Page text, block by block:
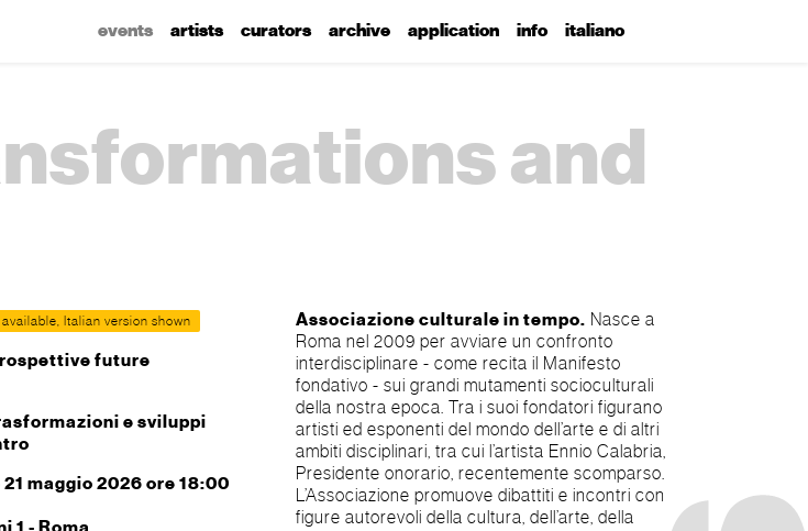
events artists curators archive application info italiano
and
Italian version shown
future
e sviluppi
maggio 2026 ore 18:00
Associazione culturale in tempo. Nasce a
Roma nel 2009 per avviare un confronto
interdisciplinare - come recita il Manifesto
fondativo - sui grandi mutamenti socioculturali
della nostra epoca. Tra i suoi fondatori figurano
artisti ed esponenti del mondo dell’arte e di altri
ambiti disciplinari, tra cui l’artista Ennio Calabria,
Presidente onorario, recentemente scomparso.
L’Associazione promuove dibattiti e incontri con
figure autorevoli della cultura, dell’arte, della